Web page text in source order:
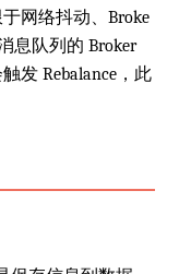
网络抖动、Broke
息队列的 Broker
发 Rebalance，此